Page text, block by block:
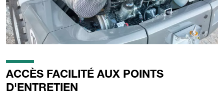
ACCÈS FACILITÉ AUX POINTS
D'ENTRETIEN